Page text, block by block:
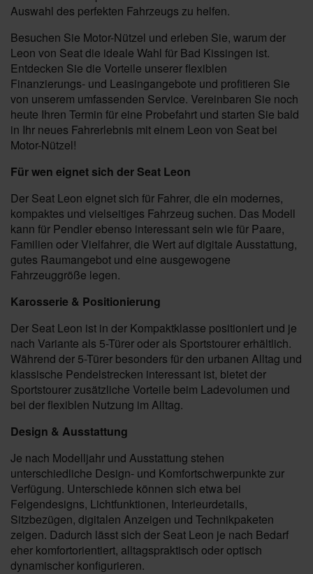
Auswahl des perfekten Fahrzeugs zu helfen.
Besuchen Sie Motor-Nützel und erleben Sie, warum der
Leon von Seat die ideale Wahl für Bad Kissingen ist.
Entdecken Sie die Vorteile unserer flexiblen
Finanzierungs- und Leasingangebote und profitieren Sie
von unserem umfassenden Service. Vereinbaren Sie noch
heute Ihren Termin für eine Probefahrt und starten Sie bald
in Ihr neues Fahrerlebnis mit einem Leon von Seat bei
Motor-Nützel!
Für wen eignet sich der Seat Leon
Der Seat Leon eignet sich für Fahrer, die ein modernes,
kompaktes und vielseitiges Fahrzeug suchen. Das Modell
kann für Pendler ebenso interessant sein wie für Paare,
Familien oder Vielfahrer, die Wert auf digitale Ausstattung,
gutes Raumangebot und eine ausgewogene
Fahrzeuggröße legen.
Karosserie & Positionierung
Der Seat Leon ist in der Kompaktklasse positioniert und je
nach Variante als 5-Türer oder als Sportstourer erhältlich.
Während der 5-Türer besonders für den urbanen Alltag und
klassische Pendelstrecken interessant ist, bietet der
Sportstourer zusätzliche Vorteile beim Ladevolumen und
bei der flexiblen Nutzung im Alltag.
Design & Ausstattung
Je nach Modelljahr und Ausstattung stehen
unterschiedliche Design- und Komfortschwerpunkte zur
Verfügung. Unterschiede können sich etwa bei
Felgendesigns, Lichtfunktionen, Interieurdetails,
Sitzbezügen, digitalen Anzeigen und Technikpaketen
zeigen. Dadurch lässt sich der Seat Leon je nach Bedarf
eher komfortorientiert, alltagspraktisch oder optisch
dynamischer konfigurieren.